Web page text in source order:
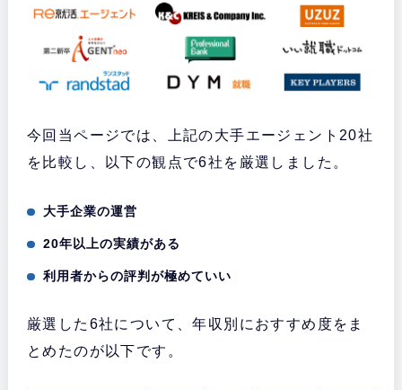
今回当ページでは、上記の大手エージェント20社
を比較し、以下の観点で6社を厳選しました。
大手企業の運営
20年以上の実績がある
利用者からの評判が極めていい
厳選した6社について、年収別におすすめ度をま
とめたのが以下です。